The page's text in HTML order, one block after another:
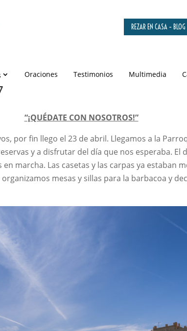
REZAR EN CASA – BLOG
Oraciones Testimonios Multimedia
“¡QUÉDATE CON NOSOTROS!”
por fin llego el 23 de abril. Llegamos a la
y a disfrutar del día que nos esperaba. El
marcha. Las casetas y las carpas ya estaban
mesas y sillas para la barbacoa y